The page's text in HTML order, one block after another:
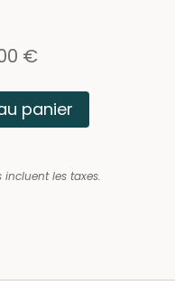
€
panier
incluent les taxes.